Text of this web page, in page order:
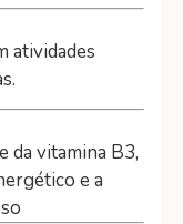
atividades
da vitamina B3,
e a